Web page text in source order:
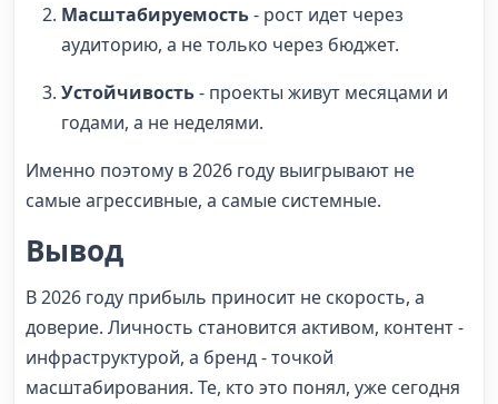
Масштабируемость- рост идет через
аудиторию, а не только через бюджет.
Устойчивость- проекты живут месяцами и
годами, а не неделями.
Именно поэтому в 2026 году выигрывают не
самые агрессивные, а самые системные.
Вывод
В 2026 году прибыль приносит не скорость, а
доверие. Личность становится активом, контент -
инфраструктурой, а бренд - точкой
масштабирования. Те, кто это понял, уже сегодня